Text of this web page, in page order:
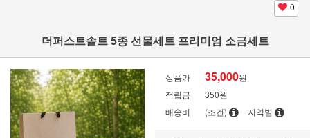
0
더퍼스트솔트 5종 선물세트 프리미엄 소금세트
상품가 35,000원
적립금
350원
배송비
(조건) 지역별